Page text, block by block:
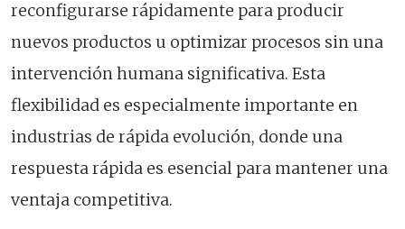
reconfigurarse rápidamente para producir
nuevos productos u optimizar procesos sin una
intervención humana significativa. Esta
flexibilidad es especialmente importante en
industrias de rápida evolución, donde una
respuesta rápida es esencial para mantener una
ventaja competitiva.